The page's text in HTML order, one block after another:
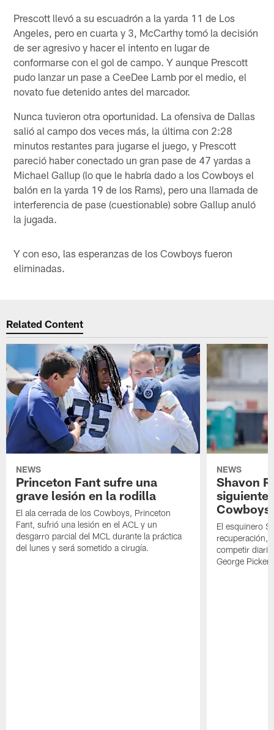
Prescott llevó a su escuadrón a la yarda 11 de Los
Angeles, pero en cuarta y 3, McCarthy tomó la decisión
de ser agresivo y hacer el intento en lugar de
conformarse con el gol de campo. Y aunque Prescott
pudo lanzar un pase a CeeDee Lamb por el medio, el
novato fue detenido antes del marcador.
Nunca tuvieron otra oportunidad. La ofensiva de Dallas
salió al campo dos veces más, la última con 2:28
minutos restantes para jugarse el juego, y Prescott
pareció haber conectado un gran pase de 47 yardas a
Michael Gallup (lo que le habría dado a los Cowboys el
balón en la yarda 19 de los Rams), pero una llamada de
interferencia de pase (cuestionable) sobre Gallup anuló
la jugada.
Y con eso, las esperanzas de los Cowboys fueron
eliminadas.
Related Content
NEWS
Princeton Fant sufre una
grave lesión en la rodilla
El ala cerrada de los Cowboys, Princeton
Fant, sufrió una lesión en el ACL y un
desgarro parcial del MCL durante la práctica
del lunes y será sometido a cirugía.
NEWS
Shavon
siguiente
Cowboys
El esquinero
recuperación,
competir
George